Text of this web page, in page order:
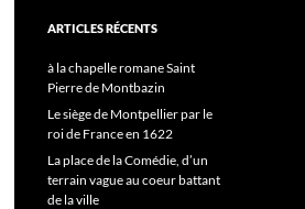
ARTICLES RÉCENTS
à la chapelle romane Saint
Pierre de Montbazin
Le siège de Montpellier par le
roi de France en 1622
La place de la Comédie, d’un
terrain vague au coeur battant
de la ville